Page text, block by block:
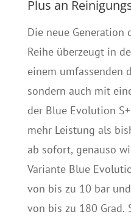
Plus an
Die neue Generation
Reihe überzeugt in
einem umfassenden
sondern auch mit
der Blue Evolution
mehr Leistung als
ab sofort, genauso
Variante Blue
von bis zu 10 bar
von bis zu 180 Grad.